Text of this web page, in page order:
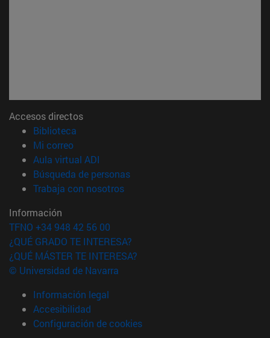
Accesos directos
Biblioteca
Mi correo(abre en nueva ventana)
Aula virtual ADI
Búsqueda de personas(abre en nueva ventana)
Trabaja con nosotros(abre en nueva ventana)
Información
TFNO +34 948 42 56 00
¿QUÉ GRADO TE INTERESA?
¿QUÉ MÁSTER TE INTERESA?
© Universidad de Navarra
Información legal
Accesibilidad
Configuración de cookies